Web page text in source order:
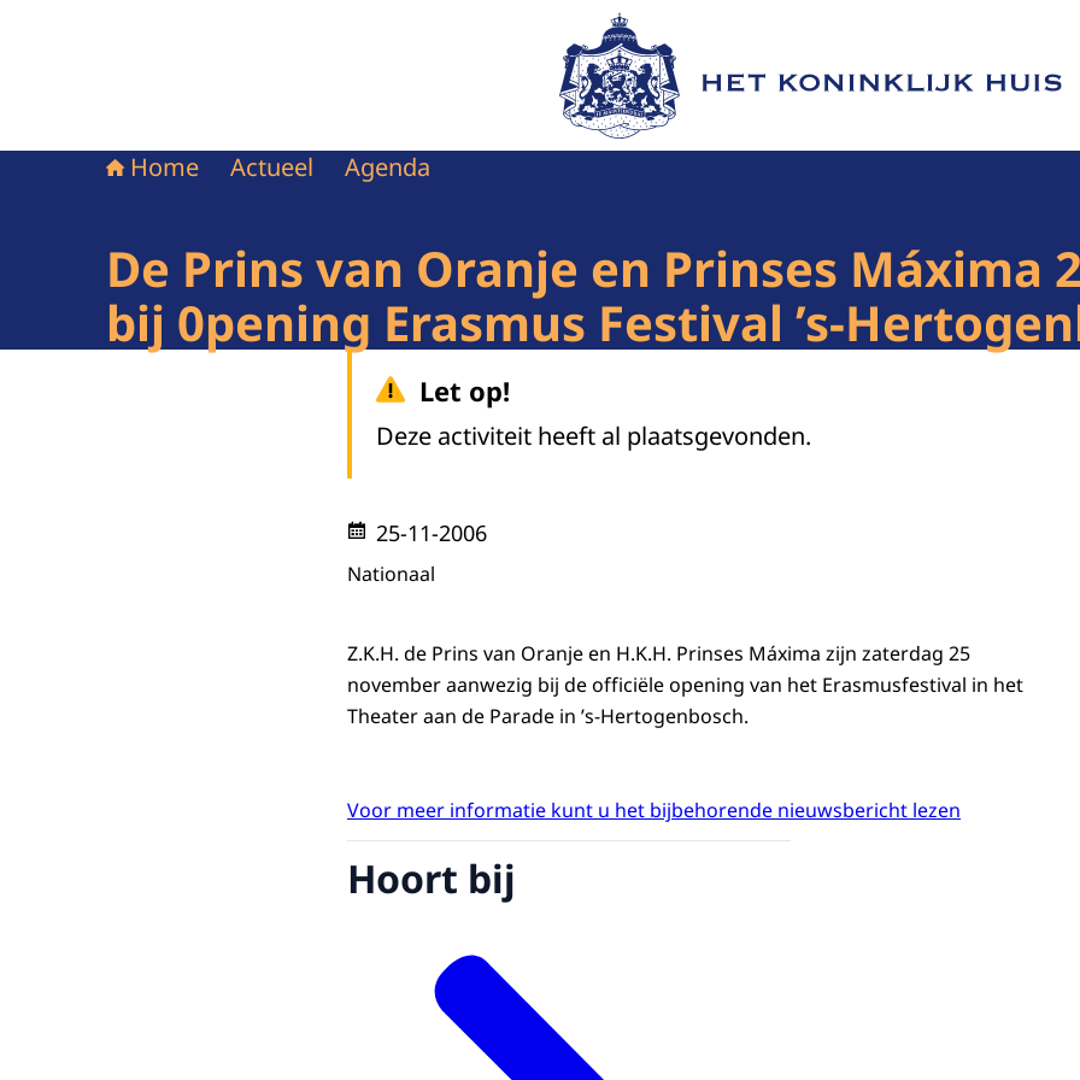
Naar de homepage van Het Koninklijk Huis
Home Actueel Agenda
De Prins van Oranje en Prinses Máxima
bij 0pening Erasmus Festival ’s-
Let op!
Deze activiteit heeft al plaatsgevonden.
25-11-2006
Nationaal
Z.K.H. de Prins van Oranje en H.K.H. Prinses Máxima zijn zaterdag 25
november aanwezig bij de officiële opening van het Erasmusfestival in het
Theater aan de Parade in ’s-Hertogenbosch.
Voor meer informatie kunt u het bijbehorende nieuwsbericht lezen
Hoort bij